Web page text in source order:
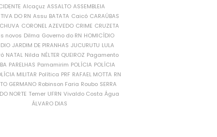
Alcaçuz ASSALTO ASSEMBLEIA
DO RN Assu BATATA Caicó CARAÚBAS
CORONEL AZEVEDO CRIME CRUZETA
novos Dilma Governo do RN HOMICÍDIO
JARDIM DE PIRANHAS JUCURUTU LULA
NATAL Nilda NÉLTER QUEIROZ Pagamento
PARELHAS Parnamirim POLÍCIA POLÍCIA
MILITAR Política PRF RAFAEL MOTTA RN
GERMANO Robinson Faria Roubo SERRA
NORTE Temer UFRN Vivaldo Costa Água
ÁLVARO DIAS